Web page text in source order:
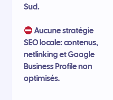
Sud.
Aucune stratégie
SEO locale: contenus,
netlinking et Google
Business Profile non
optimisés.